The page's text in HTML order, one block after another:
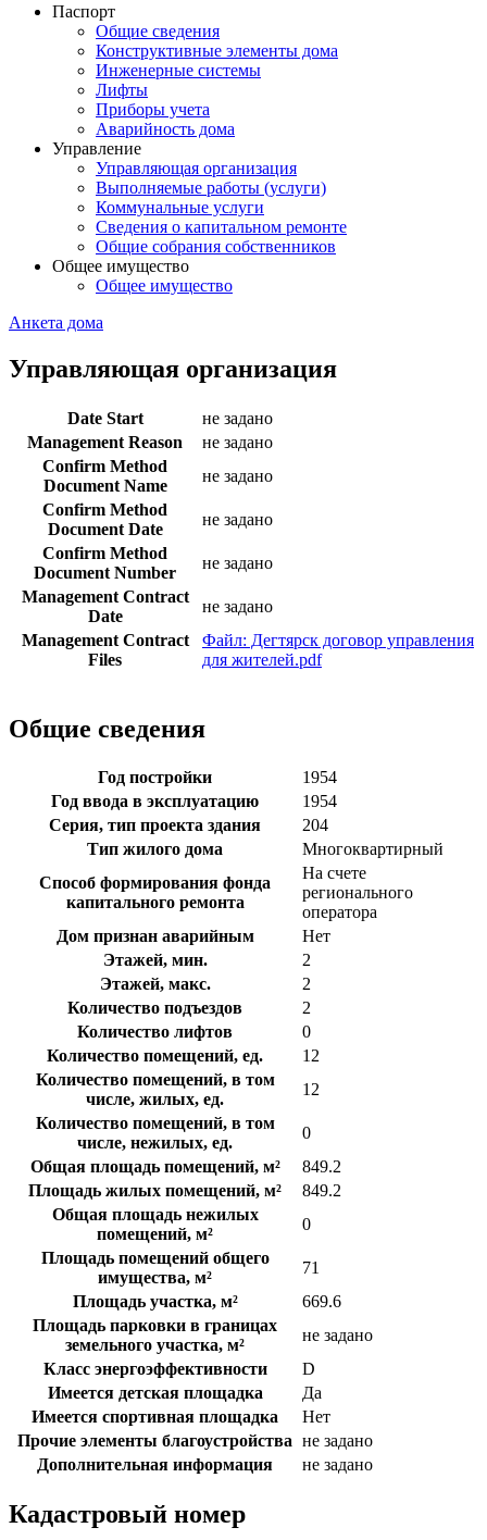
Паспорт
Общие сведения
Конструктивные элементы дома
Инженерные системы
Лифты
Приборы учета
Аварийность дома
Управление
Управляющая организация
Выполняемые работы (услуги)
Коммунальные услуги
Сведения о капитальном ремонте
Общие собрания собственников
Общее имущество
Общее имущество
Анкета дома
Управляющая организация
Date Start
не задано
Management Reason
не задано
Confirm Method
Document Name
не задано
Confirm Method
Document Date
не задано
Confirm Method
Document Number
не задано
Management Contract
Date
не задано
Management Contract
Files
Файл: Дегтярск договор управления
для жителей.pdf
Общие сведения
Год постройки
1954
Год ввода в эксплуатацию
1954
Серия, тип проекта здания
204
Тип жилого дома
Многоквартирный
Способ формирования фонда
капитального ремонта
На счете
регионального
оператора
Дом признан аварийным
Нет
Этажей, мин.
2
Этажей, макс.
2
Количество подъездов
2
Количество лифтов
0
Количество помещений, ед.
12
Количество помещений, в том
числе, жилых, ед.
12
Количество помещений, в том
числе, нежилых, ед.
0
Общая площадь помещений, м²
849.2
Площадь жилых помещений, м²
849.2
Общая площадь нежилых
помещений, м²
0
Площадь помещений общего
имущества, м²
71
Площадь участка, м²
669.6
Площадь парковки в границах
земельного участка, м²
не задано
Класс энергоэффективности
D
Имеется детская площадка
Да
Имеется спортивная площадка
Нет
Прочие элементы благоустройства не задано
Дополнительная информация
не задано
Кадастровый номер